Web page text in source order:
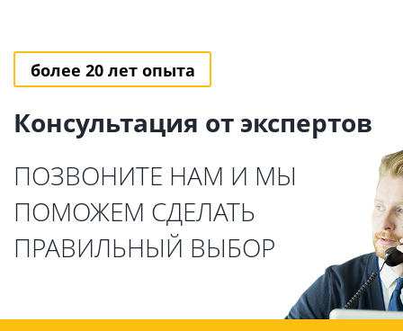
более 20 лет опыта
Консультация от экспертов
ПОЗВОНИТЕ НАМ И МЫ
ПОМОЖЕМ СДЕЛАТЬ
ПРАВИЛЬНЫЙ ВЫБОР